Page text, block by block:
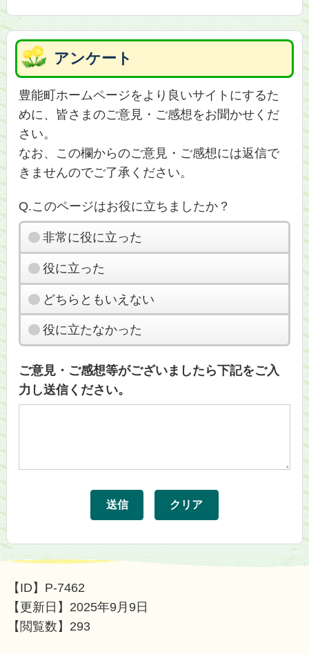
アンケート
豊能町ホームページをより良いサイトにするた
めに、皆さまのご意見・ご感想をお聞かせくだ
さい。
なお、この欄からのご意見・ご感想には返信で
きませんのでご了承ください。
Q.このページはお役に立ちましたか？
非常に役に立った
役に立った
どちらともいえない
役に立たなかった
ご意見・ご感想等がございましたら下記をご入
力し送信ください。
【ID】 P-7462
【更新日】 2025年9月9日
【閲覧数】 293